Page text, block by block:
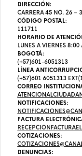
DIRECCIÓN:
CARRERA 45 NO. 26 –
CÓDIGO POSTAL:
111711
HORARIO DE
LUNES A VIERNES
BOGOTÁ:
(+57)601-6051313
LÍNEA
(+57)601 6051313
CORREO
NOTIFICACIONES:
FACTURA
COTIZACIONES:
DENUNCIAS: